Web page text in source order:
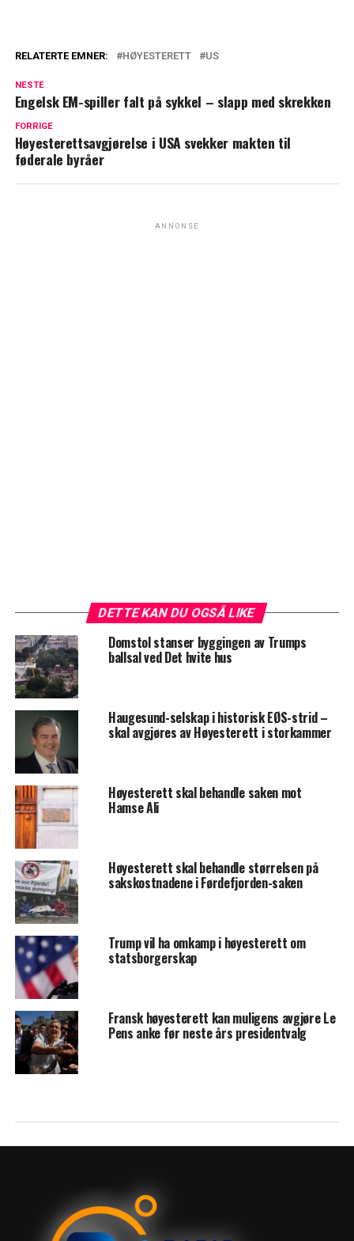
RELATERTE EMNER: HØYESTERETT US
NESTE
Engelsk EM-spiller falt på sykkel – slapp med skrekken
FORRIGE
Høyesterettsavgjørelse i USA svekker makten til
føderale byråer
ANNONSE
DETTE KAN DU OGSÅ LIKE
Domstol stanser byggingen av Trumps
ballsal ved Det hvite hus
Haugesund-selskap i historisk EØS-strid –
skal avgjøres av Høyesterett i storkammer
Høyesterett skal behandle saken mot
Hamse Ali
Høyesterett skal behandle størrelsen på
sakskostnadene i Førdefjorden-saken
Trump vil ha omkamp i høyesterett om
statsborgerskap
Fransk høyesterett kan muligens avgjøre Le
Pens anke før neste års presidentvalg